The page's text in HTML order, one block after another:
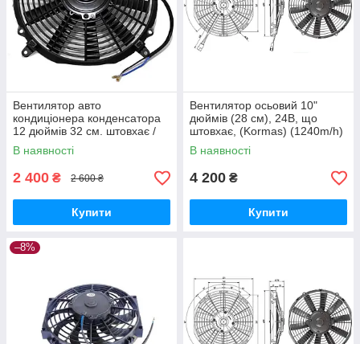
Вентилятор авто
кондиціонера конденсатора
12 дюймів 32 см. штовхає /
тягнучий 12 В. (VA10-AP9/C-
25S, VA10-AP9/C-25A Аналог)
В наявності
2 400 ₴ 2 600 ₴
Купити
Вентилятор осьовий 10"
дюймів (28 см), 24В, що
штовхає, (Kormas) (1240m/h)
В наявності
4 200 ₴
Купити
–8%